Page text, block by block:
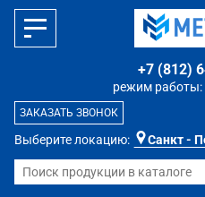
Выберите локацию: Санкт -
режим работы:
+7 (812)
ЗАКАЗАТЬ ЗВОНОК